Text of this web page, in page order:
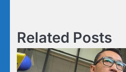
Related Posts